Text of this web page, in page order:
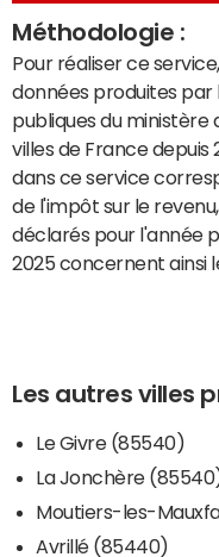
Méthodologie :
Pour réaliser ce
données produites par
publiques du ministère
villes de France depuis
dans ce service
de l'impôt sur le
déclarés pour l'année
2025 concernent ainsi
Les autres villes
Le Givre (85540)
La Jonchère
Moutiers-les-
Avrillé (85440)